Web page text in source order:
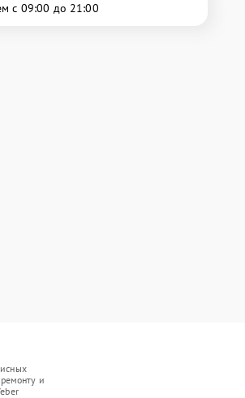
с 09:00 до 21:00
и